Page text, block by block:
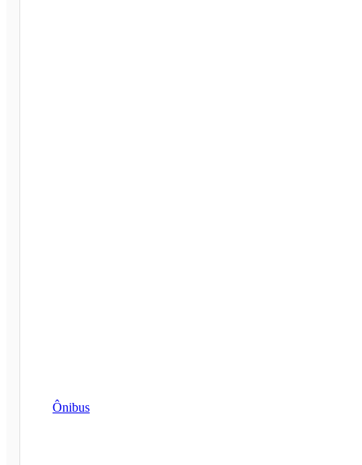
Ônibus